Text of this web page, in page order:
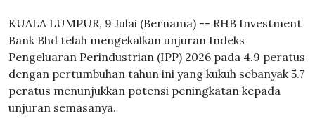
KUALA LUMPUR, 9 Julai (Bernama) -- RHB Investment
Bank Bhd telah mengekalkan unjuran Indeks
Pengeluaran Perindustrian (IPP) 2026 pada 4.9 peratus
dengan pertumbuhan tahun ini yang kukuh sebanyak 5.7
peratus menunjukkan potensi peningkatan kepada
unjuran semasanya.